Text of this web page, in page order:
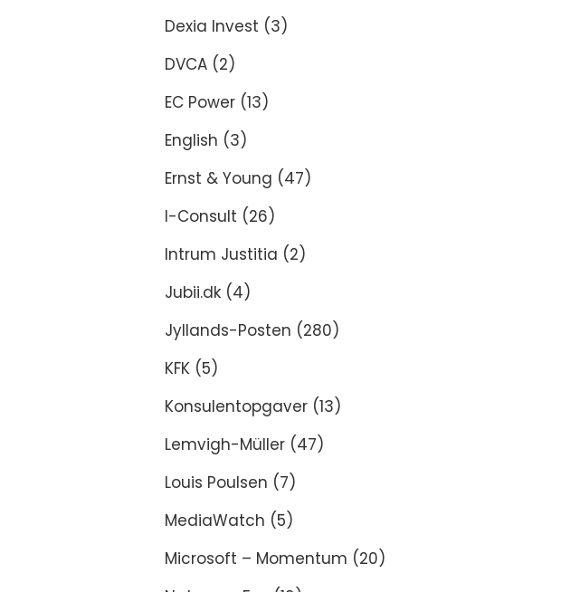
Dexia Invest (3)
DVCA (2)
EC Power (13)
English (3)
Ernst & Young (47)
I-Consult (26)
Intrum Justitia (2)
Jubii.dk (4)
Jyllands-Posten (280)
KFK (5)
Konsulentopgaver (13)
Lemvigh-Müller (47)
Louis Poulsen (7)
MediaWatch (5)
Microsoft – Momentum (20)